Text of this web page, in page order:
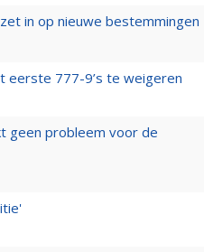
in op nieuwe bestemmingen
eerste 777-9’s te weigeren
geen probleem voor de